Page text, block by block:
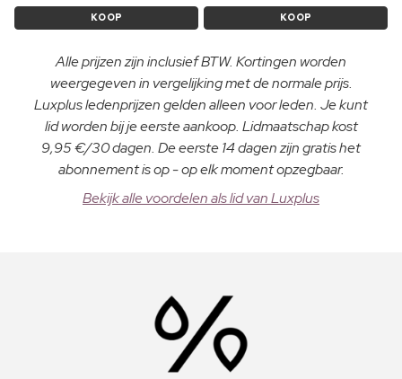
KOOP KOOP
Alle prijzen zijn inclusief BTW. Kortingen worden
weergegeven in vergelijking met de normale prijs.
Luxplus ledenprijzen gelden alleen voor leden. Je kunt
lid worden bij je eerste aankoop. Lidmaatschap kost
9,95 €/30 dagen. De eerste 14 dagen zijn gratis het
abonnement is op - op elk moment opzegbaar.
Bekijk alle voordelen als lid van Luxplus